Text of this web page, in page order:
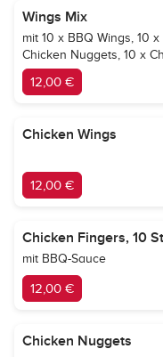
Wings Mix
mit 10 x BBQ Wings, 10
Chicken Nuggets, 10 x
12,00 €
Chicken Wings
12,00 €
Chicken Fingers, 10
mit BBQ-Sauce
12,00 €
Chicken Nuggets